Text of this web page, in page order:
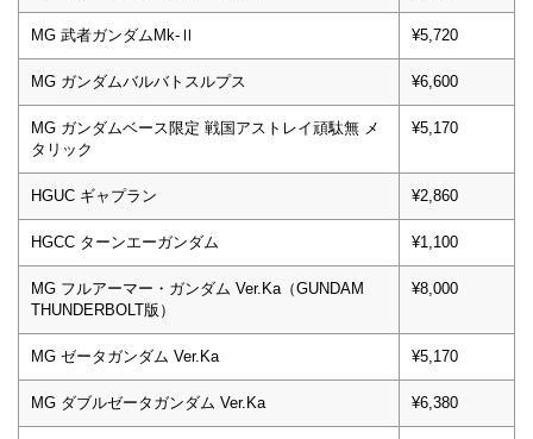
MG 武者ガンダムMk-Ⅱ ¥5,720
MG ガンダムバルバトスルプス ¥6,600
MG ガンダムベース限定 戦国アストレイ頑駄無 メ
タリック
¥5,170
HGUC ギャプラン ¥2,860
HGCC ターンエーガンダム ¥1,100
MG フルアーマー・ガンダム Ver.Ka（GUNDAM
THUNDERBOLT版）
¥8,000
MG ゼータガンダム Ver.Ka ¥5,170
MG ダブルゼータガンダム Ver.Ka ¥6,380